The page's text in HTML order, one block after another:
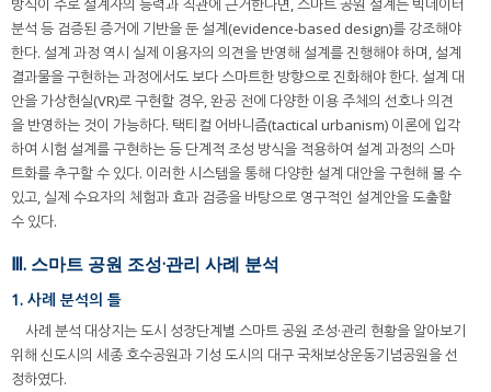
방식이 주로 설계자의 능력과 직관에 근거한다면, 스마트 공원 설계는 빅데이터
분석 등 검증된 증거에 기반을 둔 설계(evidence-based design)를 강조해야
한다. 설계 과정 역시 실제 이용자의 의견을 반영해 설계를 진행해야 하며, 설계
결과물을 구현하는 과정에서도 보다 스마트한 방향으로 진화해야 한다. 설계 대
안을 가상현실(VR)로 구현할 경우, 완공 전에 다양한 이용 주체의 선호나 의견
을 반영하는 것이 가능하다. 택티컬 어바니즘(tactical urbanism) 이론에 입각
하여 시험 설계를 구현하는 등 단계적 조성 방식을 적용하여 설계 과정의 스마
트화를 추구할 수 있다. 이러한 시스템을 통해 다양한 설계 대안을 구현해 볼 수
있고, 실제 수요자의 체험과 효과 검증을 바탕으로 영구적인 설계안을 도출할
수 있다.
Ⅲ. 스마트 공원 조성·관리 사례 분석
1. 사례 분석의 틀
사례 분석 대상지는 도시 성장단계별 스마트 공원 조성·관리 현황을 알아보기
위해 신도시의 세종 호수공원과 기성 도시의 대구 국채보상운동기념공원을 선
정하였다.